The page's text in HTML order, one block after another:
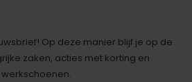
Op deze manier blijf je op de
zaken, acties met korting en